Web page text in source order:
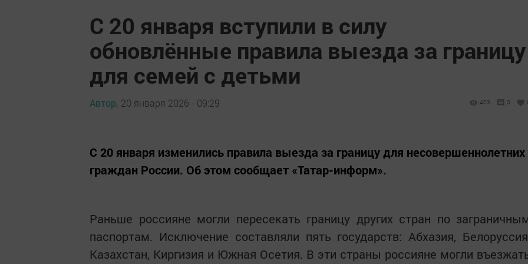
С 20 января вступили в силу
обновлённые правила выезда за границу
для семей с детьми
Автор, 20 января 2026 - 09:29 403 0
С 20 января изменились правила выезда за границу для несовершеннолетних
граждан России. Об этом сообщает «Татар-информ».
Раньше россияне могли пересекать границу других стран по
паспортам. Исключение составляли пять государств: Абхазия,
Казахстан, Киргизия и Южная Осетия. В эти страны россияне могли